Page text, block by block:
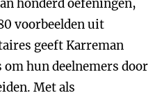
honderd oefeningen,
voorbeelden uit
geeft Karreman
hun deelnemers door
Met als